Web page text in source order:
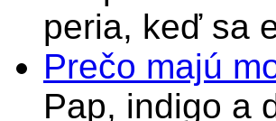
peria, keď sa
Prečo majú
Pap, indigo a